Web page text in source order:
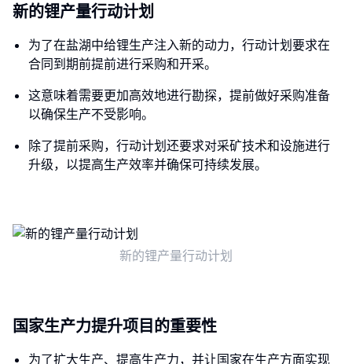
新的锂产量行动计划
为了在盐湖中给锂生产注入新的动力，行动计划要求在
合同到期前提前进行采购和开采。
这意味着需要更加高效地进行勘探，提前做好采购准备
以确保生产不受影响。
除了提前采购，行动计划还要求对采矿技术和设施进行
升级，以提高生产效率并确保可持续发展。
新的锂产量行动计划
国家生产力提升项目的重要性
为了扩大生产、提高生产力，并让国家在生产方面实现